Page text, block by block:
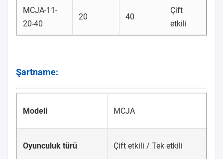
MCJA-11-
20-40
20 40
Çift
etkili
Şartname:
Modeli MCJA
Oyunculuk türü Çift etkili / Tek etkili